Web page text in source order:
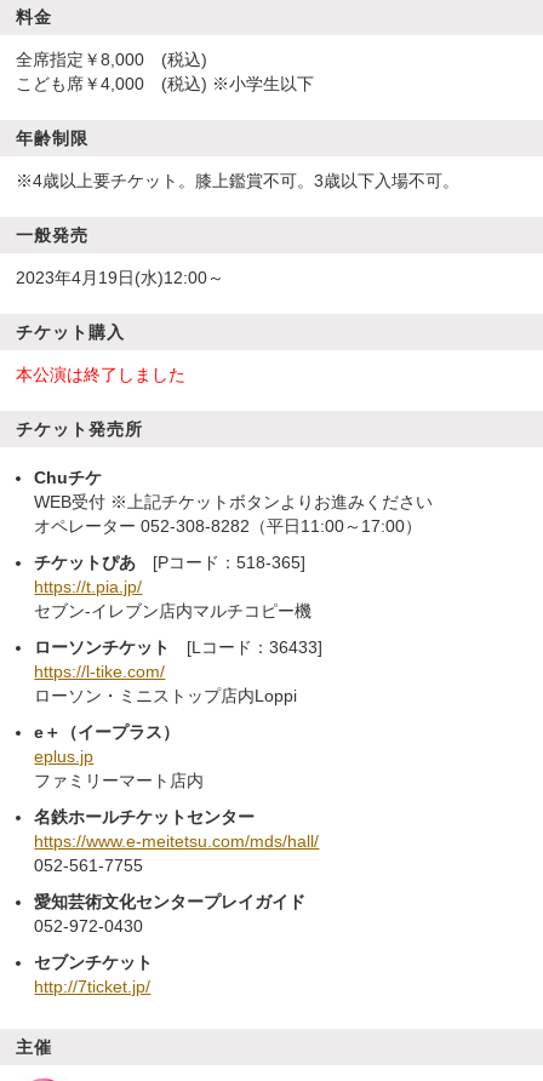
料金
全席指定￥8,000 (税込)
こども席￥4,000 (税込) ※小学生以下
年齢制限
※4歳以上要チケット。膝上鑑賞不可。3歳以下入場不可。
一般発売
2023年4月19日(水)12:00～
チケット購入
本公演は終了しました
チケット発売所
Chuチケ
WEB受付 ※上記チケットボタンよりお進みください
オペレーター 052-308-8282（平日11:00～17:00）
チケットぴあ [Pコード：518-365]
https://t.pia.jp/
セブン-イレブン店内マルチコピー機
ローソンチケット
[Lコード：36433]
https://l-tike.com/
ローソン・ミニストップ店内Loppi
e＋（イープラス）
eplus.jp
ファミリーマート店内
名鉄ホールチケットセンター
https://www.e-meitetsu.com/mds/hall/
052-561-7755
愛知芸術文化センタープレイガイド
052-972-0430
セブンチケット
http://7ticket.jp/
主催